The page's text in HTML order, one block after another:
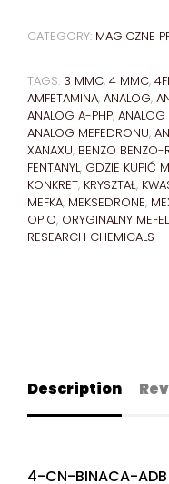
CATEGORY: MAGICZNE
TAGS: 3 MMC, 4 MMC,
AMFETAMINA, ANALOG,
ANALOG A-PHP,
ANALOG MEFEDRONU,
XANAXU, BENZO BENZO-
FENTANYL, GDZIE KUPIĆ
KONKRET, KRYSZTAŁ,
MEFKA, MEKSEDRONE,
OPIO, ORYGINALNY
RESEARCH CHEMICALS
Description
4-CN-BINACA-